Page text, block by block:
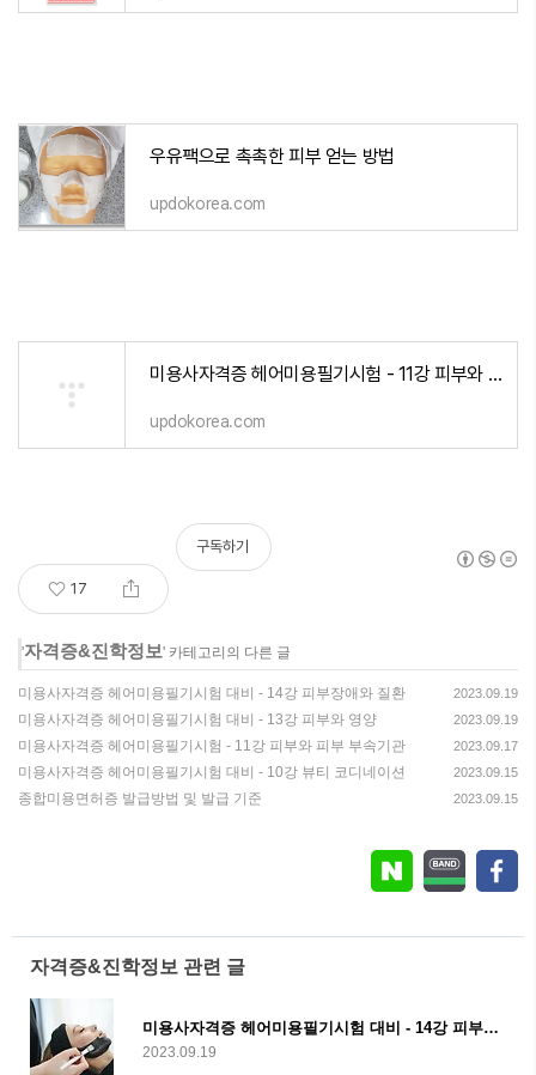
우유팩으로 촉촉한 피부 얻는 방법
updokorea.com
미용사자격증 헤어미용필기시험 - 11강 피부와 피부 부속기관
updokorea.com
17
구독하기
'자격증&진학정보' 카테고리의 다른 글
미용사자격증 헤어미용필기시험 대비 - 14강 피부장애와 질환 2023.09.19
미용사자격증 헤어미용필기시험 대비 - 13강 피부와 영양 2023.09.19
미용사자격증 헤어미용필기시험 - 11강 피부와 피부 부속기관 2023.09.17
미용사자격증 헤어미용필기시험 대비 - 10강 뷰티 코디네이션 2023.09.15
종합미용면허증 발급방법 및 발급 기준 2023.09.15
자격증&진학정보 관련 글
미용사자격증 헤어미용필기시험 대비 - 14강 피부장애와 질환
2023.09.19